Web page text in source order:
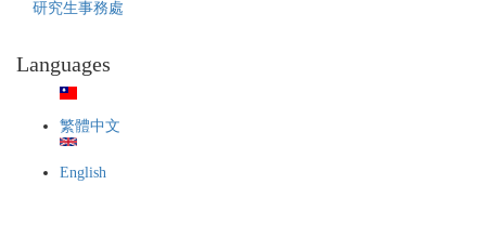
研究生事務處
Languages
繁體中文
English